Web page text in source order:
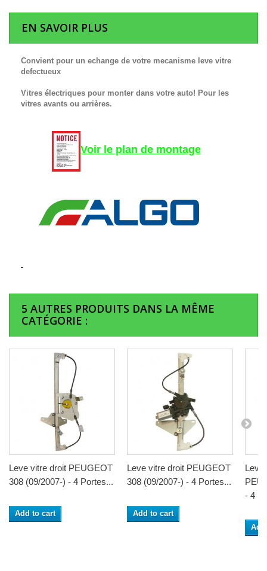
EN SAVOIR PLUS
Convient pour un echange de votre mecanisme leve vitre
defectueux
Vitres électriques pour monter dans votre auto! Pour les
vitres avants ou arrières.
Voir le plan de montage
5 AUTRES PRODUITS DANS LA MÊME
CATÉGORIE :
Leve vitre droit PEUGEOT
308 (09/2007-) - 4 Portes...
Add to cart
Leve vitre droit PEUGEOT
308 (09/2007-) - 4 Portes...
Add to cart
Leve
- 4